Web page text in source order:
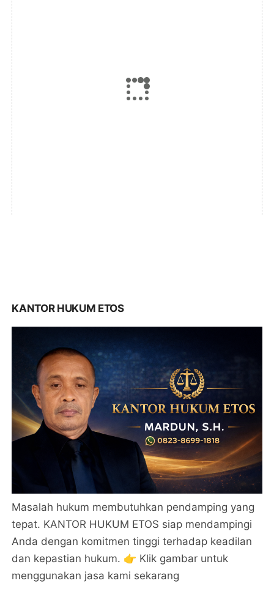
KANTOR HUKUM ETOS
Masalah hukum membutuhkan pendamping yang
tepat. KANTOR HUKUM ETOS siap mendampingi
Anda dengan komitmen tinggi terhadap keadilan
dan kepastian hukum. 👉 Klik gambar untuk
menggunakan jasa kami sekarang